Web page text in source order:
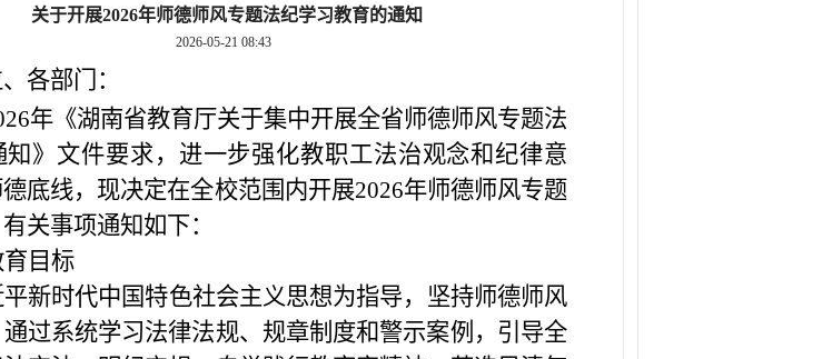
关于开展2026年师德师风专题法纪学习教育的通知
2026-05-21 08:43
各部门：
年《湖南省教育厅关于集中开展全省师德师风专题法
》 文件要求，进一步强化教职工法治观念和纪律意
底线， 现决定在全校范围内开展2026年师德师风专题
关事项通知如下：
目标
平新时代中国特色社会主义思想为指导，坚持师德师风
过系统学习法律法规、规章制度和警示案例，引导全